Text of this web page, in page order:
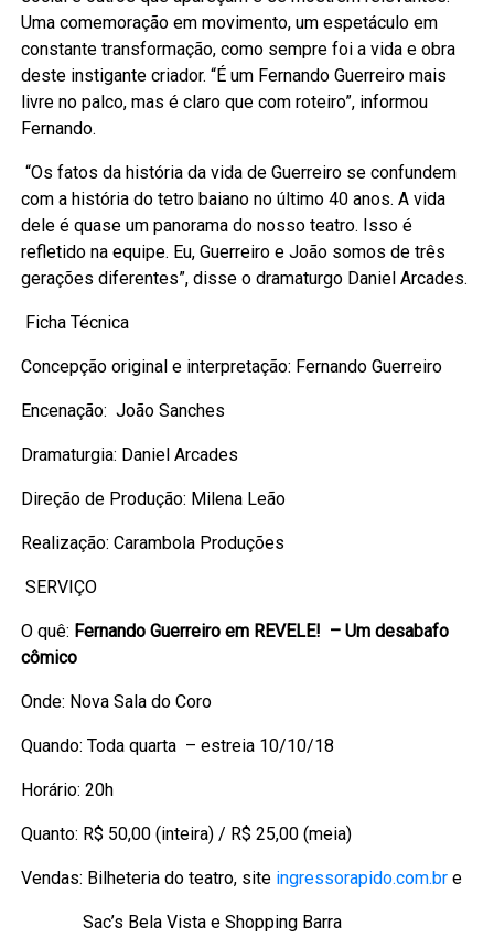
Uma comemoração em movimento, um espetáculo em
constante transformação, como sempre foi a vida e obra
deste instigante criador. “É um Fernando Guerreiro mais
livre no palco, mas é claro que com roteiro”, informou
Fernando.
“Os fatos da história da vida de Guerreiro se confundem
com a história do tetro baiano no último 40 anos. A vida
dele é quase um panorama do nosso teatro. Isso é
refletido na equipe. Eu, Guerreiro e João somos de três
gerações diferentes”, disse o dramaturgo Daniel Arcades.
Ficha Técnica
Concepção original e interpretação: Fernando Guerreiro
Encenação: João Sanches
Dramaturgia: Daniel Arcades
Direção de Produção: Milena Leão
Realização: Carambola Produções
SERVIÇO
O quê: Fernando Guerreiro em REVELE! – Um desabafo
cômico
Onde: Nova Sala do Coro
Quando: Toda quarta – estreia 10/10/18
Horário: 20h
Quanto: R$ 50,00 (inteira) / R$ 25,00 (meia)
Vendas: Bilheteria do teatro, site ingressorapido.com.br e
Sac’s Bela Vista e Shopping Barra